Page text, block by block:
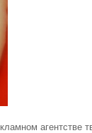
агентстве